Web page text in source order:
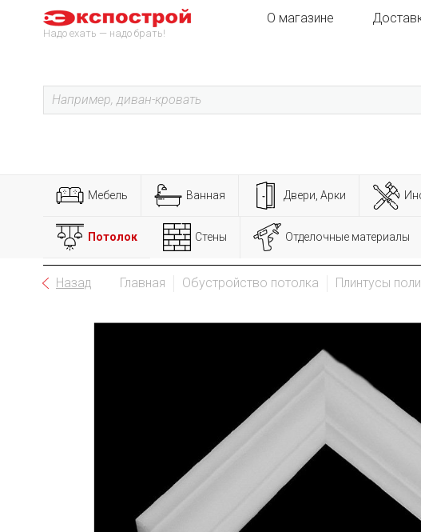
Надо ехать — надо брать!
О магазине
Мебель Ванная Двери, Арки
Потолок Стены Отделочные материалы
Назад Главная Обустройство потолка Плинтусы